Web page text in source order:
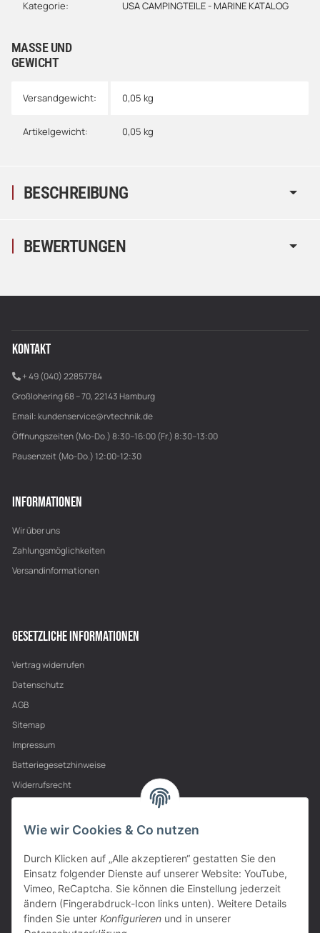
Kategorie: USA CAMPINGTEILE - MARINE KATALOG
MASSE UND G
EWICHT
Versandgewicht: 0,05 kg
Artikelgewicht: 0,05 kg
BESCHREIBUNG
BEWERTUNGEN
KONTAKT
+ 49 (040) 22857784
Großlohering 68 – 70, 22143 Hamburg
Email: kundenservice@rvtechnik.de
Öffnungszeiten (Mo-Do.) 8:30–16:00 (Fr.) 8:30–13:00
Pausenzeit (Mo-Do.) 12:00-12:30
INFORMATIONEN
Wir über uns
Zahlungsmöglichkeiten
Versandinformationen
GESETZLICHE INFORMATIONEN
Vertrag widerrufen
Datenschutz
AGB
Sitemap
Impressum
Batteriegesetzhinweise
Widerrufsrecht
PARTNER
Wie wir Cookies & Co nutzen
Durch Klicken auf „Alle akzeptieren“ gestatten Sie den
Einsatz folgender Dienste auf unserer Website: YouTube,
Vimeo, ReCaptcha. Sie können die Einstellung jederzeit
ändern (Fingerabdruck-Icon links unten). Weitere Details
finden Sie unter Konfigurieren und in unserer